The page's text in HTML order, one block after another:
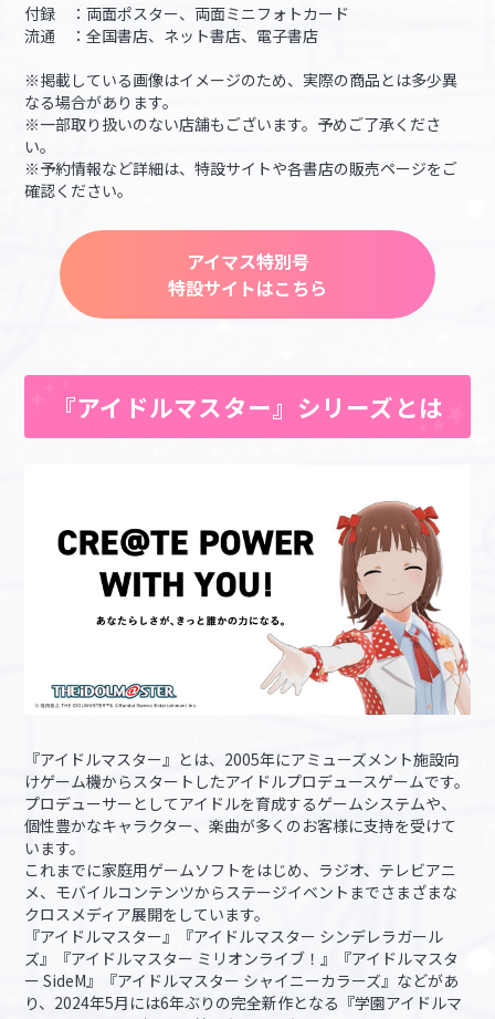
付録 ：両面ポスター、両面ミニフォトカード
流通 ：全国書店、ネット書店、電子書店
※掲載している画像はイメージのため、実際の商品とは多少異
なる場合があります。
※一部取り扱いのない店舗もございます。予めご了承くださ
い。
※予約情報など詳細は、特設サイトや各書店の販売ページをご
確認ください。
アイマス特別号
特設サイトはこちら
『アイドルマスター』シリーズとは
『アイドルマスター』とは、2005年にアミューズメント施設向
けゲーム機からスタートしたアイドルプロデュースゲームです。
プロデューサーとしてアイドルを育成するゲームシステムや、
個性豊かなキャラクター、楽曲が多くのお客様に支持を受けて
います。
これまでに家庭用ゲームソフトをはじめ、ラジオ、テレビアニ
メ、モバイルコンテンツからステージイベントまでさまざまな
クロスメディア展開をしています。
『アイドルマスター』『アイドルマスター シンデレラガール
ズ』『アイドルマスター ミリオンライブ！』『アイドルマスタ
ー SideM』『アイドルマスター シャイニーカラーズ』などがあ
り、2024年5月には6年ぶりの完全新作となる『学園アイドルマ